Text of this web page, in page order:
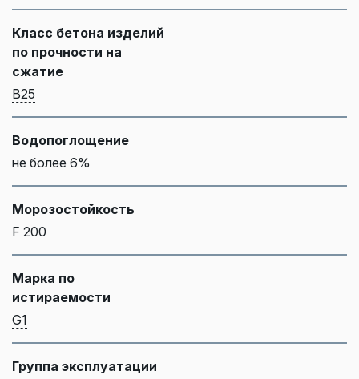
Класс бетона изделий
по прочности на
сжатие
B25
Водопоглощение
не более 6%
Морозостойкость
F 200
Марка по
истираемости
G1
Группа эксплуатации